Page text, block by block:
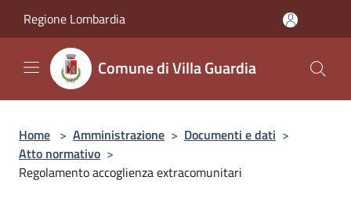
Regione Lombardia
Comune di Villa Guardia
Home > Amministrazione > Documenti e dati >
Atto normativo >
Regolamento accoglienza extracomunitari